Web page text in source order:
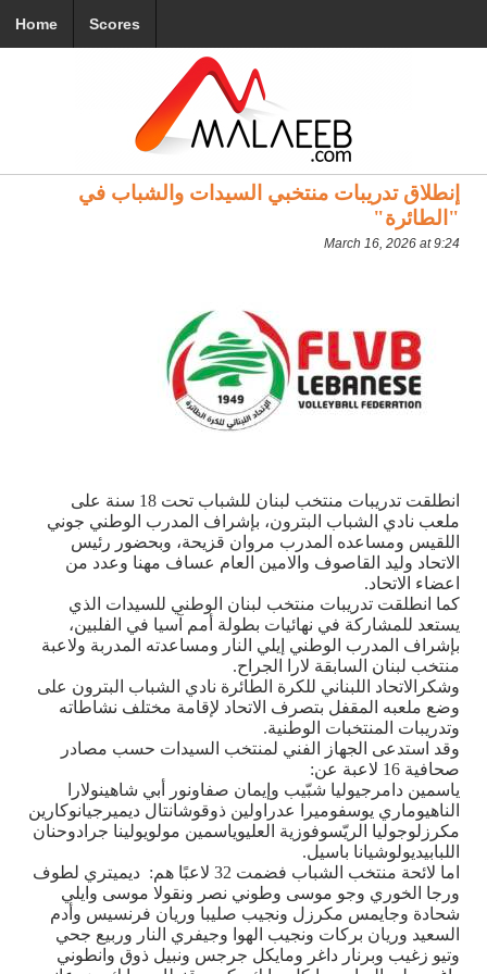
Home Scores
إنطلاق تدريبات منتخبي السيدات والشباب في
"الطائرة"
March 16, 2026 at 9:24
انطلقت تدريبات منتخب لبنان للشباب تحت 18 سنة على
ملعب نادي الشباب البترون، بإشراف المدرب الوطني جوني
اللقيس ومساعده المدرب مروان قزيحة، وبحضور رئيس
الاتحاد وليد القاصوف والامين العام عساف مهنا وعدد من
اعضاء الاتحاد.
كما انطلقت تدريبات منتخب لبنان الوطني للسيدات الذي
يستعد للمشاركة في نهائيات بطولة أمم آسيا في الفلبين،
بإشراف المدرب الوطني إيلي النار ومساعدته المدربة ولاعبة
منتخب لبنان السابقة لارا الجراح.
وشكرالاتحاد اللبناني للكرة الطائرة نادي الشباب البترون على
وضع ملعبه المقفل بتصرف الاتحاد لإقامة مختلف نشاطاته
وتدريبات المنتخبات الوطنية.
وقد استدعى الجهاز الفني لمنتخب السيدات حسب مصادر
صحافية 16 لاعبة عن:
ياسمين دامرجيوليا شبّيب وإيمان صفاونور أبي شاهينولارا
الناهيوماري يوسفوميرا عدراولين ذوقوشانتال ديميرجيانوكارين
مكرزلوجوليا الريّسوفوزية العليوياسمين مولويولينا جرادوحنان
اللبابيديولوشيانا باسيل.
اما لائحة منتخب الشباب فضمت 32 لاعبًا هم: ديميتري لطوف
ورجا الخوري وجو موسى وطوني نصر ونقولا موسى وايلي
شحادة وجايمس مكرزل ونجيب صليبا وريان فرنسيس وأدم
السعيد وريان بركات ونجيب الهوا وجيفري النار وربيع جحي
وتيو زغيب وبرنار داغر ومايكل جرجس ونبيل ذوق وانطوني